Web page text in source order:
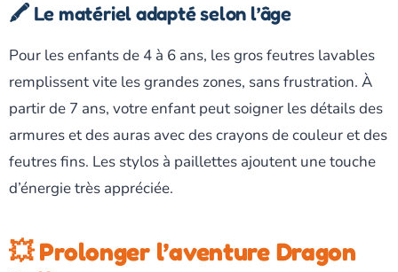
🖍️ Le matériel adapté selon l’âge
Pour les enfants de 4 à 6 ans, les gros feutres lavables
remplissent vite les grandes zones, sans frustration. À
partir de 7 ans, votre enfant peut soigner les détails des
armures et des auras avec des crayons de couleur et des
feutres fins. Les stylos à paillettes ajoutent une touche
d’énergie très appréciée.
💥 Prolonger l’aventure Dragon